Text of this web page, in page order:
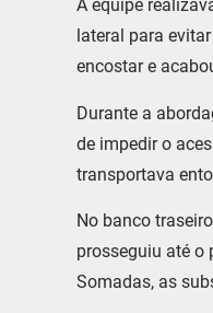
A equipe
lateral para
encostar e
Durante a
de impedir o
transportava
No banco
prosseguiu até o
Somadas, as